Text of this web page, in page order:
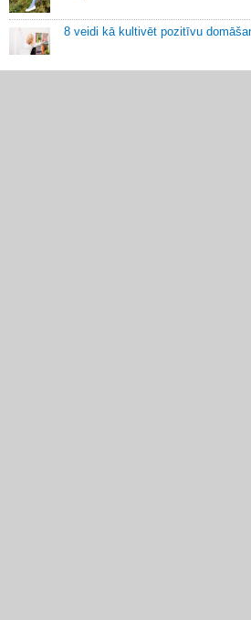
8 veidi kā kultivēt pozitīvu